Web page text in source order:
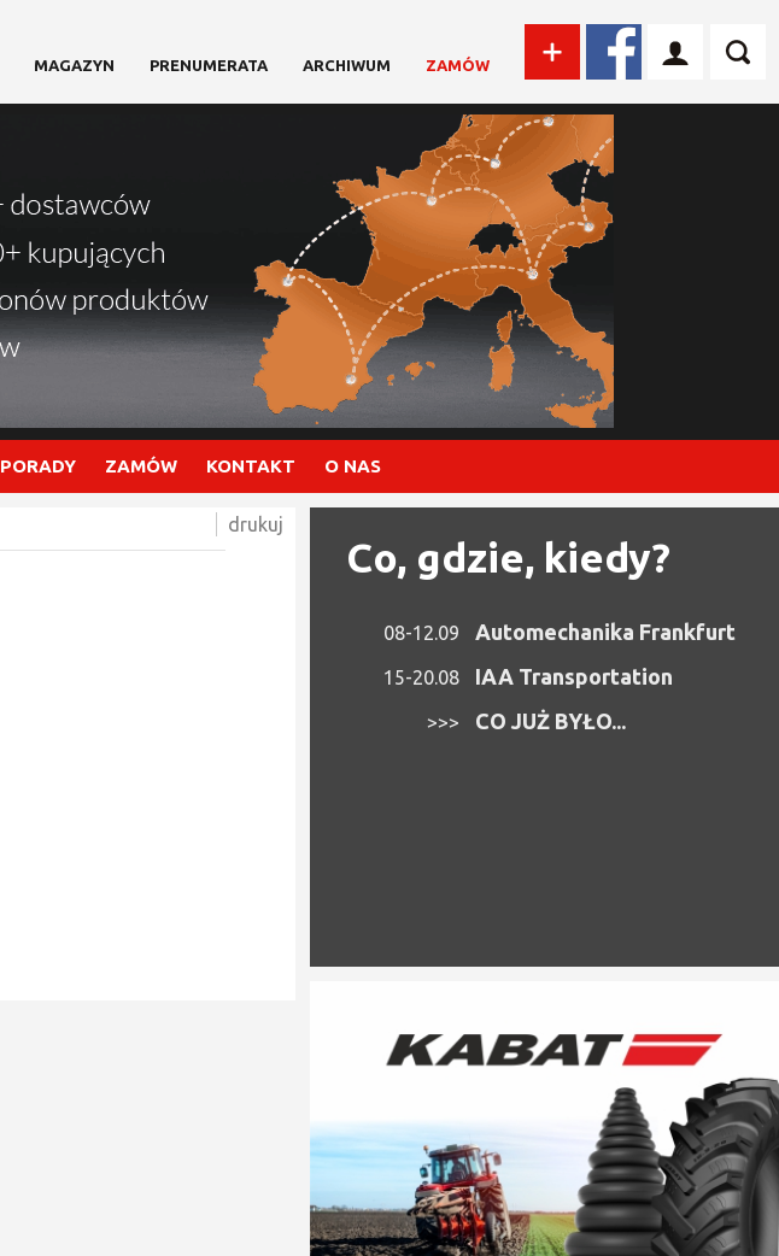
MAGAZYN PRENUMERATA ARCHIWUM ZAMÓW
PORADY ZAMÓW KONTAKT O NAS
drukuj
Co, gdzie, kiedy?
08-12.09 Automechanika Frankfurt
15-20.08 IAA Transportation
>>> CO JUŻ BYŁO...